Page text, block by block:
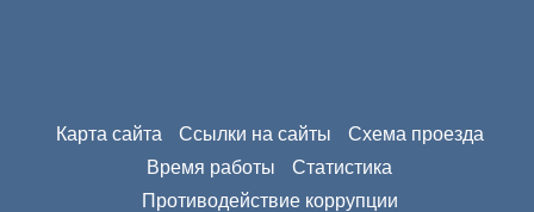
Карта сайта Ссылки на сайты
Схема проезда
Время работы
Статистика
Противодействие коррупции